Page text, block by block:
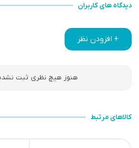
دیدگاه های کاربران
+ افزودن نظر
هنوز هیچ نظری ثبت
کالاهای مرتبط